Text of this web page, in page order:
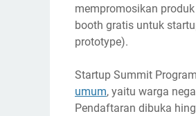
Ketentuan Peserta
Biaya Pendaftaran
Hadiah
Narahubung
mempromosikan
booth gratis untuk
prototype).
Startup Summit
umum, yaitu warga
Pendaftaran dibuka